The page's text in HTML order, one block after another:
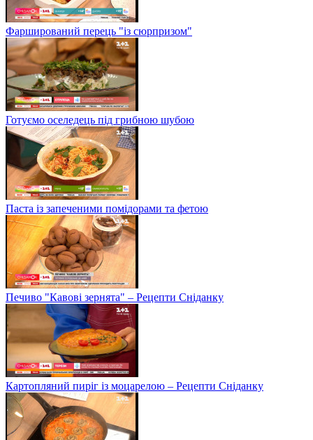
Фарширований перець "із сюрпризом"
Готуємо оселедець під грибною шубою
Паста із запеченими помідорами та фетою
Печиво "Кавові зернята" – Рецепти Сніданку
Картопляний пиріг із моцарелою – Рецепти Сніданку